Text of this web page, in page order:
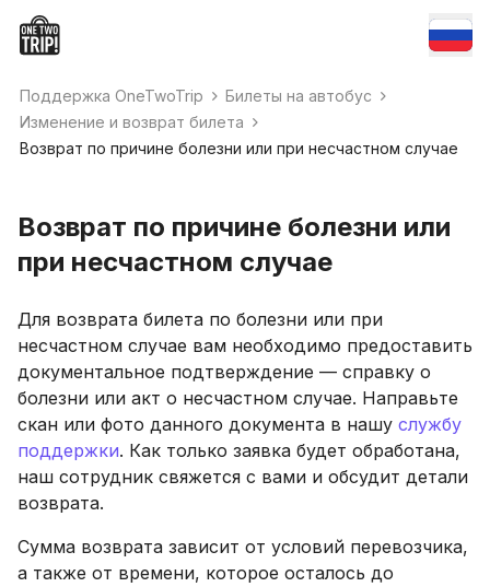
Поддержка OneTwoTrip
Билеты на автобус
Изменение и возврат билета
Возврат по причине болезни или при несчастном случае
Возврат по причине болезни или
при несчастном случае
Для возврата билета по болезни или при
несчастном случае вам необходимо предоставить
документальное подтверждение — справку о
болезни или акт о несчастном случае. Направьте
скан или фото данного документа в нашу службу
поддержки. Как только заявка будет обработана,
наш сотрудник свяжется с вами и обсудит детали
возврата.
Сумма возврата зависит от условий перевозчика,
а также от времени, которое осталось до